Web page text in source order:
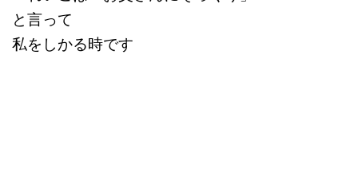
と言って
私をしかる時です